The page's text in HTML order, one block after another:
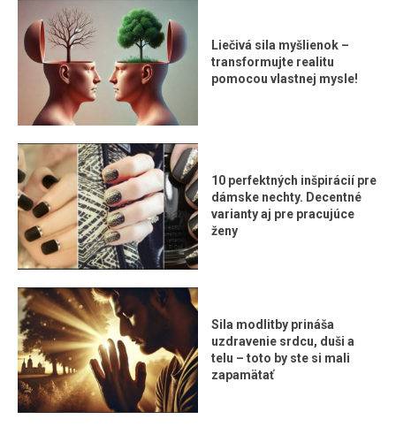
Liečivá sila myšlienok –
transformujte realitu
pomocou vlastnej mysle!
10 perfektných inšpirácií pre
dámske nechty. Decentné
varianty aj pre pracujúce
ženy
Sila modlitby prináša
uzdravenie srdcu, duši a
telu – toto by ste si mali
zapamätať